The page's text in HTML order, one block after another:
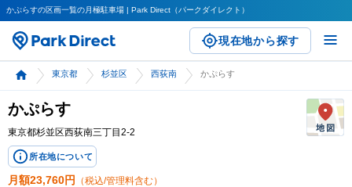
かぷらすの区画一覧の月極駐車場 | Park Direct（パークダイレクト）
現在地から探す
東京都 杉並区 西荻南 かぷらす
かぷらす
東京都杉並区西荻南三丁目2-2
所在地について
月額23,760円 （税込/管理料含む）